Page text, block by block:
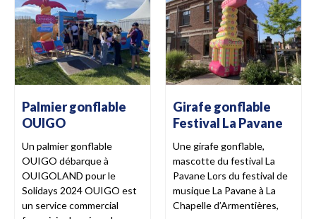
Palmier gonflable
OUIGO
Un palmier gonflable
OUIGO débarque à
OUIGOLAND pour le
Solidays 2024 OUIGO est
un service commercial
Girafe gonflable
Festival La Pavane
Une girafe gonflable,
mascotte du festival La
Pavane Lors du festival de
musique La Pavane à La
Chapelle d’Armentières,